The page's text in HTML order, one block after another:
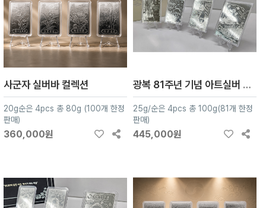
사군자 실버바 컬렉션
20g순은 4pcs 총 80g (100개 한정
판매)
360,000원
광복 81주년 기념 아트실버 컬렉션 4종
25g/순은 4pcs 총 100g(81개 한정
판매)
445,000원